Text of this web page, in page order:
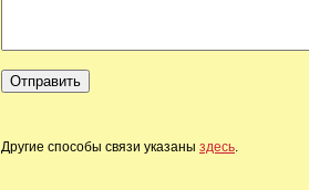
Другие способы связи указаны здесь.